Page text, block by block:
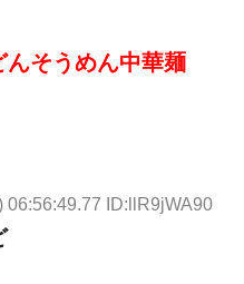
そうめん中華麺
06:56:49.77 ID:llR9jWA90